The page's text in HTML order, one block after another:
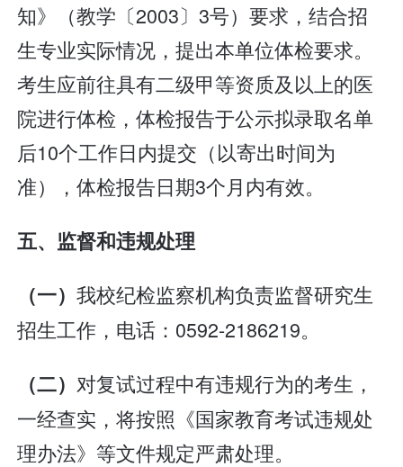
知》（教学〔2003〕3号）要求，结合招
生专业实际情况，提出本单位体检要求。
考生应前往具有二级甲等资质及以上的医
院进行体检，体检报告于公示拟录取名单
后10个工作日内提交（以寄出时间为
准），体检报告日期3个月内有效。
五、监督和违规处理
（一）我校纪检监察机构负责监督研究生
招生工作，电话：0592-2186219。
（二）对复试过程中有违规行为的考生，
一经查实，将按照《国家教育考试违规处
理办法》等文件规定严肃处理。